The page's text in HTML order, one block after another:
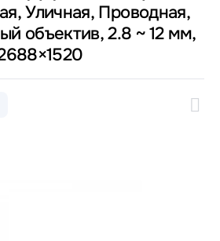
Уличная, Проводная,
объектив, 2.8 ~ 12 мм,